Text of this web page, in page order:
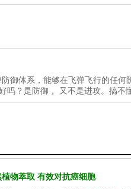
御体系，能够在飞弹飞行的任何
吗？是防御， 又不是进攻。搞不
物萃取 有效对抗癌细胞